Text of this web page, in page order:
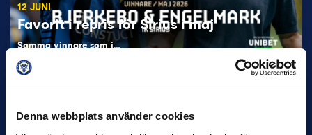
Denna webbplats använder cookies
12 JUNI
Favorit i repris för Sirius i maj
Samma vinnare som i…